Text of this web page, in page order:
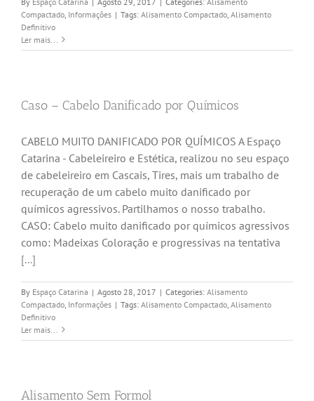
Compactado Informações | Tags: Alisamento Compactado Alisamento
Definitivo
Ler mais...
Caso – Cabelo Danificado por Químicos
CABELO MUITO DANIFICADO POR QUÍMICOS A Espaço
Catarina - Cabeleireiro e Estética, realizou no seu espaço
de cabeleireiro em Cascais, Tires, mais um trabalho de
recuperação de um cabelo muito danificado por
químicos agressivos. Partilhamos o nosso trabalho.
CASO: Cabelo muito danificado por químicos agressivos
como: Madeixas Coloração e progressivas na tentativa
[...]
By Espaço Catarina | Agosto 28, 2017 | Categories: Alisamento
Compactado Informações | Tags: Alisamento Compactado Alisamento
Definitivo
Ler mais...
Alisamento Sem Formol